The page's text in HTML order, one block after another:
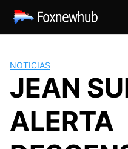
Saltar
contenido
NOTICIAS
JEAN
ALERTA